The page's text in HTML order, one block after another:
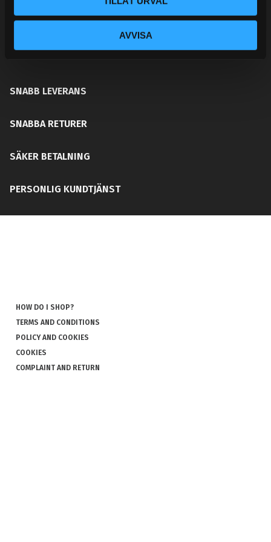
AVVISA
ditt chassi, bromssystem, motordelar &
säkerhetsutrustning. Med en personlig kundtjänst och
mångårig erfarenhet får du rätt del för ditt behov utan
att din plånboken blir tom!
SNABB LEVERANS
SNABBA RETURER
SÄKER BETALNING
PERSONLIG KUNDTJÄNST
HOW DO I SHOP?
TERMS AND CONDITIONS
POLICY AND COOKIES
COOKIES
COMPLAINT AND RETURN